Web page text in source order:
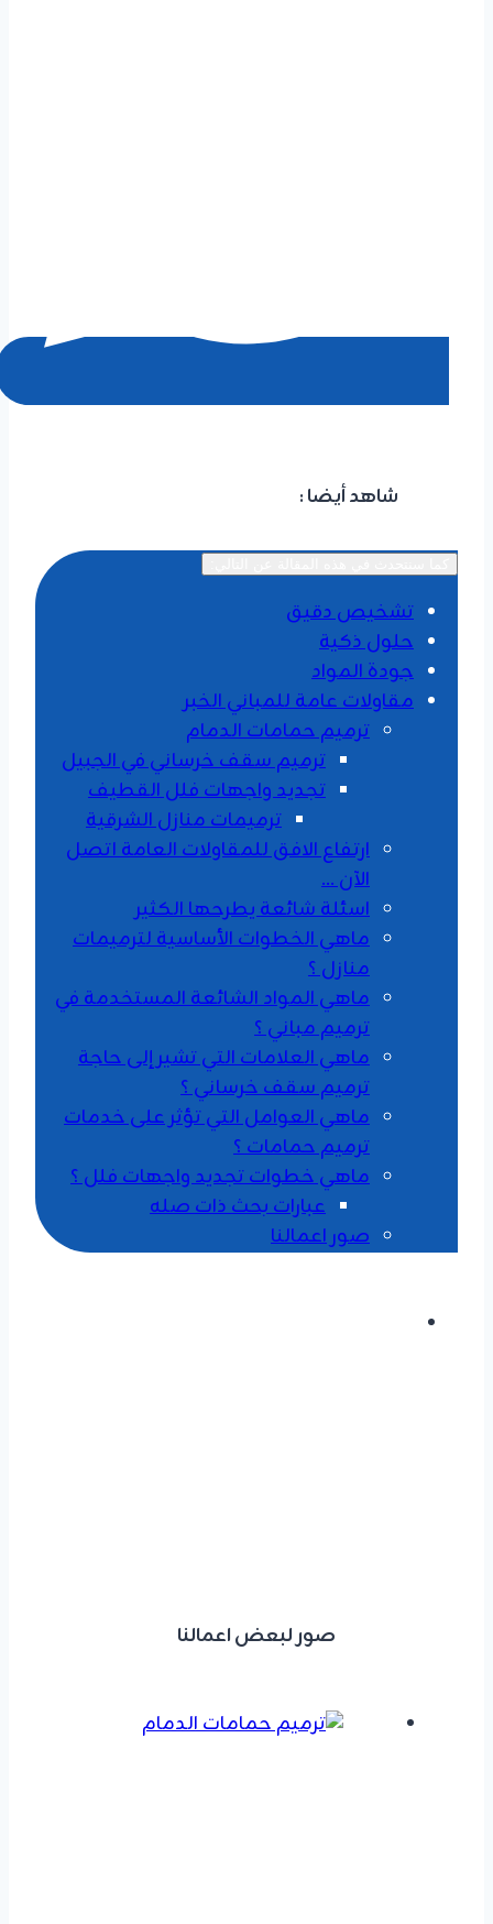
شاهد أيضا :
تشخيص دقيق
​حلول ذكية
جودة المواد
مقاولات عامة للمباني الخبر
ترميم حمامات الدمام
ترميم سقف خرساني في الجبيل
تجديد واجهات فلل القطيف
ترميمات منازل الشرقية
ارتفاع الافق للمقاولات العامة اتصل
الآن …
اسئلة شائعة يطرحها الكثير
ماهي الخطوات الأساسية لترميمات
منازل ؟
ماهي المواد الشائعة المستخدمة في
ترميم مباني ؟
ماهي العلامات التي تشير إلى حاجة
ترميم سقف خرساني ؟
ماهي العوامل التي تؤثر على خدمات
ترميم حمامات ؟
ماهي خطوات تجديد واجهات فلل ؟
عبارات بحث ذات صله
صور اعمالنا
صور لبعض اعمالنا